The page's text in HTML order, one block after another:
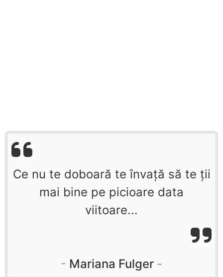
Ce nu te doboară te învață să te ții
mai bine pe picioare data
viitoare...
Mariana Fulger